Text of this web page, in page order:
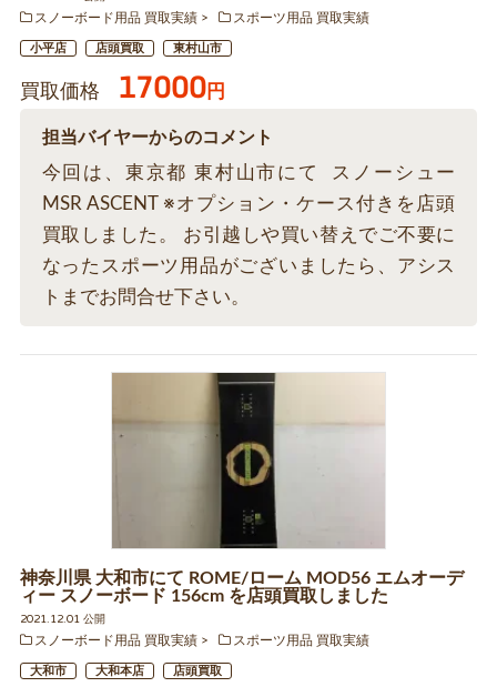
スノーボード用品 買取実績
スポーツ用品 買取実績
小平店 店頭買取 東村山市
買取価格 17000円
担当バイヤーからのコメント
今回は、東京都 東村山市にて スノーシュー
MSR ASCENT ※オプション・ケース付きを店頭
買取しました。 お引越しや買い替えでご不要に
なったスポーツ用品がございましたら、アシス
トまでお問合せ下さい。
神奈川県 大和市にて ROME/ローム MOD56 エムオーデ
ィー スノーボード 156cm を店頭買取しました
2021.12.01 公開
スノーボード用品 買取実績
スポーツ用品 買取実績
大和市 大和本店 店頭買取